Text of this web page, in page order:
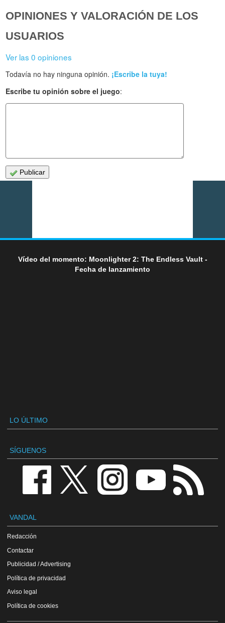
OPINIONES Y VALORACIÓN DE LOS
USUARIOS
Ver las 0 opiniones
Todavía no hay ninguna opinión. ¡Escribe la tuya!
Escribe tu opinión sobre el juego:
Publicar
Vídeo del momento: Moonlighter 2: The Endless Vault -
Fecha de lanzamiento
LO ÚLTIMO
SÍGUENOS
VANDAL
Redacción
Contactar
Publicidad / Advertising
Política de privacidad
Aviso legal
Política de cookies